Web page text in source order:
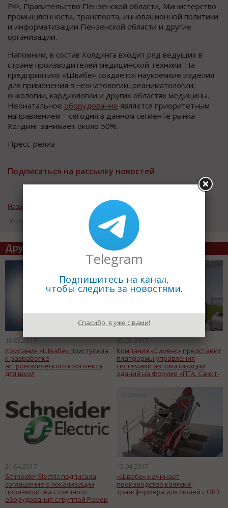
РФ, Правительство Пензенской области, Министерство
промышленности, транспорта, инновационной политики
и информатизации Пензенской области и другие
организации.
Напомним, в состав Холдинга входит ряд ведущих в
стране производителей медицинской техники. На
предприятиях «Швабе» создается наукоемкие изделия
для применения в неонатологии, реаниматологии,
онкологии, кардиологии и других областях медицины.
Неонатальное оборудование является приоритетным
направлением – сегодня в данном сегменте рынка
Холдинг занимает около 50%.
Пресс-релиз
Подписаться на рассылку новостей
Назад к рубрике «Новости компаний»
Кол-во просмотров: 15934
Другие статьи по теме
10.05.2017
Компания «Швабе» приступила
к разработке
астрономического комплекса
для школ
05.05.2017
Компания «Сименс» представит
платформы управления
системами автоматизации
зданий на Форуме «ПТА. Санкт-
21.04.2017
Schneider Electric подписала
соглашение о локализации
производства стоечного
оборудования с группой Ремер
15.04.2017
«Швабе» начинает
производство коляски-
трансформера для людей с ОВЗ
Telegram
Подпишитесь на канал,
чтобы следить за новостями.
Спасибо, я уже с вами!